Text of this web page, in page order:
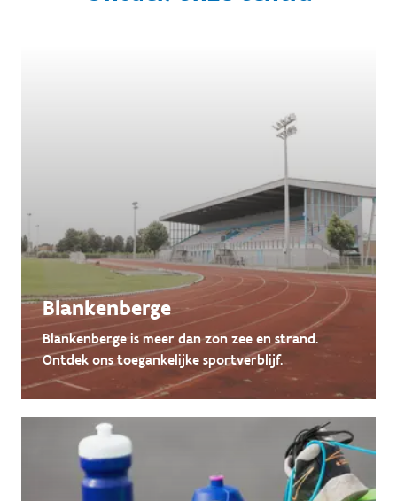
Blankenberge
Blankenberge is meer dan zon zee en strand.
Ontdek ons toegankelijke sportverblijf.